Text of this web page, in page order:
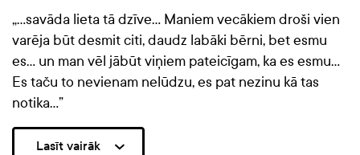
„...savāda lieta tā dzīve… Maniem vecākiem droši vien
varēja būt desmit citi, daudz labāki bērni, bet esmu
es… un man vēl jābūt viņiem pateicīgam, ka es esmu…
Es taču to nevienam nelūdzu, es pat nezinu kā tas
notika…”
Lasīt vairāk